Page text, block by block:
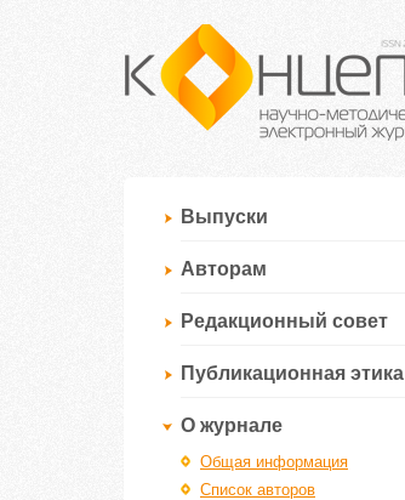
Выпуски
Авторам
Редакционный совет
Публикационная этика
О журнале
Общая информация
Список авторов